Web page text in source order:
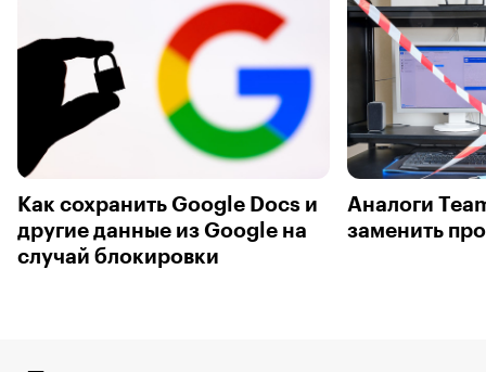
Как сохранить Google Docs и
другие данные из Google на
случай блокировки
Аналоги
заменить